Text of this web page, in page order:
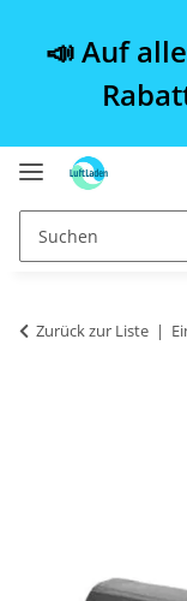
📣 Auf
Zurück zur Liste